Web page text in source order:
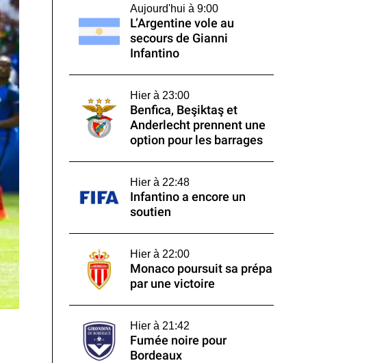
Aujourd'hui à 9:00
L’Argentine vole au
secours de Gianni
Infantino
Hier à 23:00
Benfica, Beşiktaş et
Anderlecht prennent une
option pour les barrages
Hier à 22:48
Infantino a encore un
soutien
Hier à 22:00
Monaco poursuit sa prépa
par une victoire
Hier à 21:42
Fumée noire pour
Bordeaux